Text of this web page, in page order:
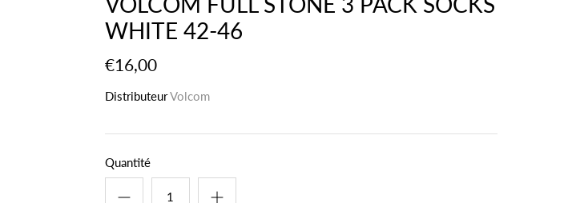
WHITE 42-46
€16,00
DistributeurVolcom
Quantité